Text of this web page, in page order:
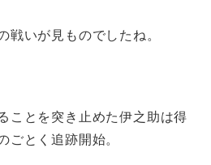
戦いが見ものでしたね。
ことを突き止めた伊之助は得
ごとく追跡開始。